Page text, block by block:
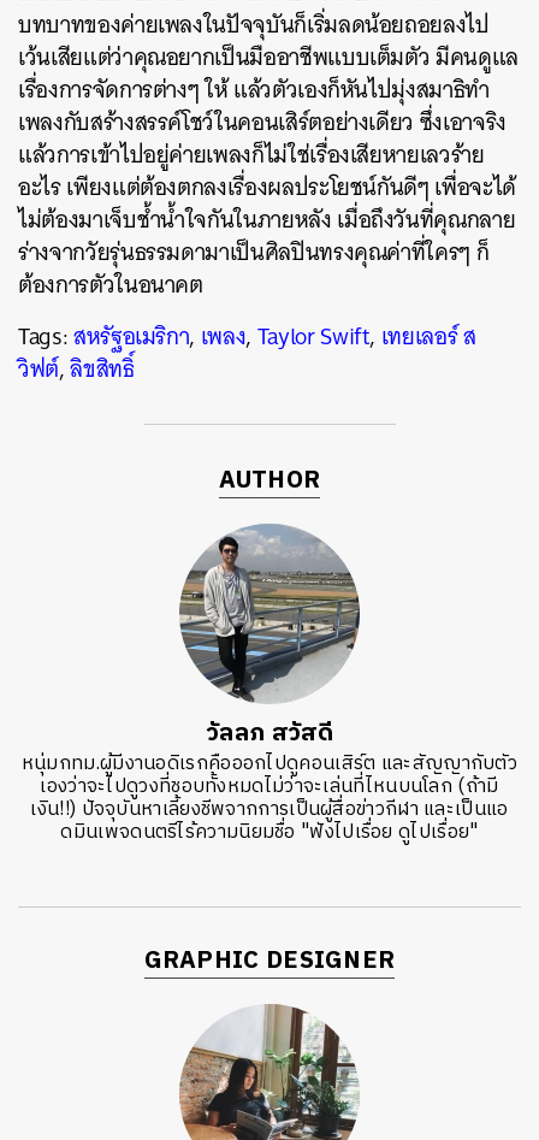
บทบาทของค่ายเพลงในปัจจุบันก็เริ่มลดน้อยถอยลงไป
เว้นเสียแต่ว่าคุณอยากเป็นมืออาชีพแบบเต็มตัว มีคนดูแล
เรื่องการจัดการต่างๆ ให้ แล้วตัวเองก็หันไปมุ่งสมาธิทำ
เพลงกับสร้างสรรค์โชว์ในคอนเสิร์ตอย่างเดียว ซึ่งเอาจริง
แล้วการเข้าไปอยู่ค่ายเพลงก็ไม่ใช่เรื่องเสียหายเลวร้าย
อะไร เพียงแต่ต้องตกลงเรื่องผลประโยชน์กันดีๆ เพื่อจะได้
ไม่ต้องมาเจ็บช้ำน้ำใจกันในภายหลัง เมื่อถึงวันที่คุณกลาย
ร่างจากวัยรุ่นธรรมดามาเป็นศิลปินทรงคุณค่าที่ใครๆ ก็
ต้องการตัวในอนาคต
Tags:สหรัฐอเมริกา, เพลง,Taylor Swift, เทยเลอร์ ส
วิฟต์,ลิขสิทธิ์
AUTHOR
วัลลภ สวัสดี
หนุ่มกทม.ผู้มีงานอดิเรกคือออกไปดูคอนเสิร์ต และสัญญากับตัว
เองว่าจะไปดูวงที่ชอบทั้งหมดไม่ว่าจะเล่นที่ไหนบนโลก (ถ้ามี
เงิน!!) ปัจจุบันหาเลี้ยงชีพจากการเป็นผู้สื่อข่าวกีฬา และเป็นแอ
ดมินเพจดนตรีไร้ความนิยมชื่อ "ฟังไปเรื่อย ดูไปเรื่อย"
GRAPHIC DESIGNER